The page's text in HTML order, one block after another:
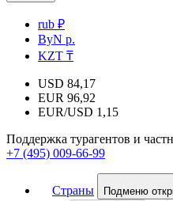
rub ₽
ByN р.
KZT ₸
USD 84,17
EUR 96,92
EUR/USD 1,15
Поддержка турагентов и
+7 (495) 009-66-99
Страны
Подменю